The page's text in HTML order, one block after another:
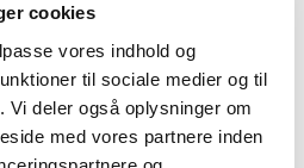
cookies
vores indhold og
til sociale medier og til
deler også oplysninger om
med vores partnere inden
kl. 13 i konfirmandstuen
de sammen sidder og
Man medbringer
så er der mulighed for et
man sammen kan få